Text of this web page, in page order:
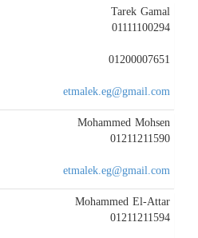
Tarek Gamal
01111100294
01200007651
etmalek.eg@gmail.com
Mohammed Mohsen
01211211590
etmalek.eg@gmail.com
Mohammed El-Attar
01211211594